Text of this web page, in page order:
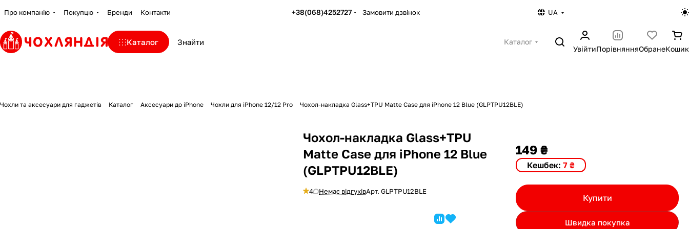
Про компанію Покупцю Бренди Контакти +38(068)4252727 Замовити дзвінок UA
Каталог
Каталог
УвійтиПорівнянняОбранеКошик
Чохли та аксесуари для гаджетів Каталог Аксесуари до iPhone Чохли для iPhone 12/12 Pro Чохол-накладка Glass+TPU Matte Case для iPhone 12 Blue (GLPTPU12BLE)
Чохол-накладка Glass+TPU
Matte Case для iPhone 12 Blue
(GLPTPU12BLE)
4 Немає відгуківАрт.GLPTPU12BLE
149 ₴
Кешбек: 7 ₴
Купити
Швидка покупка